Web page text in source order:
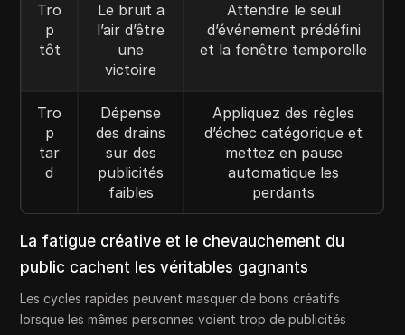
Tro
p
tôt
Le bruit a
l’air d’être
une
victoire
Attendre le seuil
d’événement prédéfini
et la fenêtre temporelle
Tro
p
tar
d
Dépense
des drains
sur des
publicités
faibles
Appliquez des règles
d’échec catégorique et
mettez en pause
automatique les
perdants
La fatigue créative et le chevauchement du
public cachent les véritables gagnants
Les cycles rapides peuvent masquer de bons créatifs
lorsque les mêmes personnes voient trop de publicités